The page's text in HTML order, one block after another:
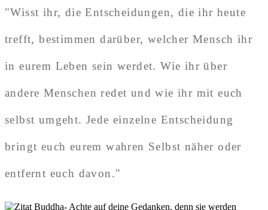
"Wisst ihr, die Entscheidungen, die ihr heute
trefft, bestimmen darüber, welcher Mensch ihr
in eurem Leben sein werdet. Wie ihr über
andere Menschen redet und wie ihr mit euch
selbst umgeht. Jede einzelne Entscheidung
bringt euch eurem wahren Selbst näher oder
entfernt euch davon."